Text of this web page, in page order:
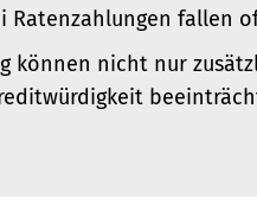
Ratenzahlungen fallen
können nicht nur